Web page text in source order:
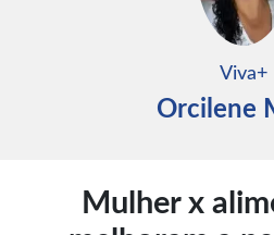
Viva+
Orcilene
Mulher x